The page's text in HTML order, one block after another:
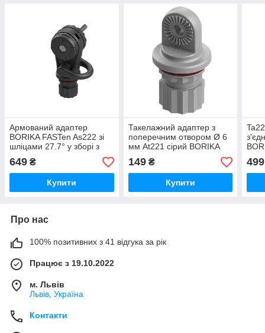
Армований адаптер
BORIKA FASTen As222 зі
шліцами 27.7° у зборі з
перехідними шайбами
7.5° і такелажною скобою
(01.17.020.01.01)
649 ₴
Купити
Такелажний адаптер з
поперечним отвором Ø 6
мм At221 сірий BORIKA
FASTen (01.13.004.01.02)
149₴
Купити
499
Про нас
100% позитивних з 41 відгука за рік
Працює з 19.10.2022
м. Львів
Львів, Україна
Контакти